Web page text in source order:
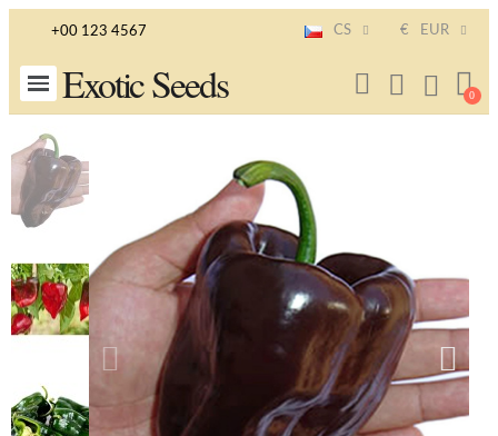
+00 123 4567 CS € EUR
Exotic Seeds